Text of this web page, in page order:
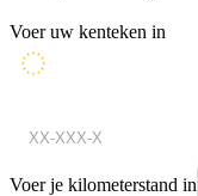
Voer uw kenteken in
Voer je kilometerstand in